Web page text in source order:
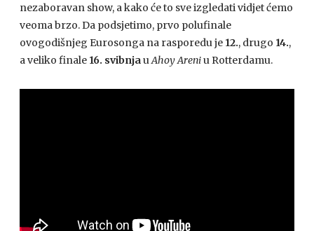
nezaboravan show, a kako će to sve izgledati vidjet ćemo
veoma brzo. Da podsjetimo, prvo polufinale
ovogodišnjeg Eurosonga na rasporedu je 12., drugo 14.,
a veliko finale 16. svibnjauAhoy Areniu Rotterdamu.